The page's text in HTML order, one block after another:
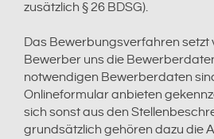
zusätzlich § 26 BDSG).
Das Bewerbungsverfahren setzt
Bewerber uns die
notwendigen Bewerberdaten
Onlineformular anbieten
sich sonst aus den
grundsätzlich gehören dazu die